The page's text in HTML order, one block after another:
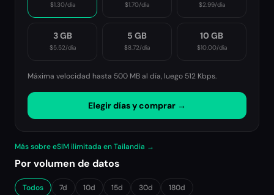
$1.30/día $1.70/día $2.99/día
3 GB
$5.52/día
5 GB
$8.72/día
10 GB
$10.00/día
Máxima velocidad hasta 500 MB al día, luego 512 Kbps.
Elegir días y comprar →
Más sobre eSIM ilimitada en Tailandia →
Por volumen de datos
Todos 7d 10d 15d 30d 180d